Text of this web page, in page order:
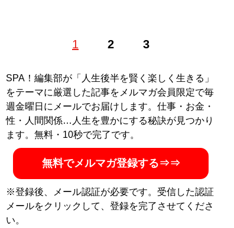
1 2 3
活躍し、‘15年より月刊ヤングマガジンで連載を始めた
ワ』が大ヒット。サウナとビールの愉悦を描いた『極
上！サウナめし』はサウナ好き必見の一冊 X（旧
Twitter）@hashimotosan84
記事一覧へ
SPA！編集部が「人生後半を賢く楽しく生きる」
をテーマに厳選した記事をメルマガ会員限定で毎
週金曜日にメールでお届けします。仕事・お金・
性・人間関係…人生を豊かにする秘訣が見つかり
ます。無料・10秒で完了です。
無料でメルマガ登録する⇒⇒
※登録後、メール認証が必要です。受信した認証
メールをクリックして、登録を完了させてくださ
い。